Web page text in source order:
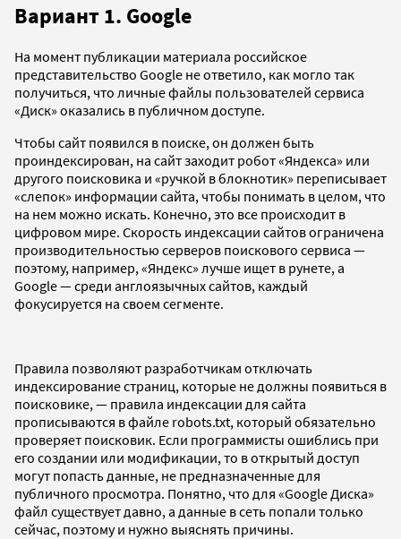
Вариант 1. Google
На момент публикации материала российское
представительство Google не ответило, как могло так
получиться, что личные файлы пользователей сервиса
«Диск» оказались в публичном доступе.
Чтобы сайт появился в поиске, он должен быть
проиндексирован, на сайт заходит робот «Яндекса» или
другого поисковика и «ручкой в блокнотик» переписывает
«слепок» информации сайта, чтобы понимать в целом, что
на нем можно искать. Конечно, это все происходит в
цифровом мире. Скорость индексации сайтов ограничена
производительностью серверов поискового сервиса —
поэтому, например, «Яндекс» лучше ищет в рунете, а
Google — среди англоязычных сайтов, каждый
фокусируется на своем сегменте.
Правила позволяют разработчикам отключать
индексирование страниц, которые не должны появиться в
поисковике, — правила индексации для сайта
прописываются в файле robots.txt, который обязательно
проверяет поисковик. Если программисты ошиблись при
его создании или модификации, то в открытый доступ
могут попасть данные, не предназначенные для
публичного просмотра. Понятно, что для «Google Диска»
файл существует давно, а данные в сеть попали только
сейчас, поэтому и нужно выяснять причины.